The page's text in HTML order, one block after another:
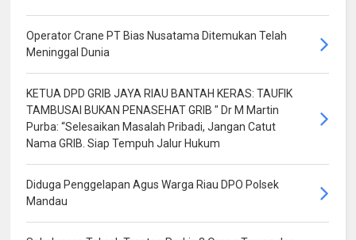
Operator Crane PT Bias Nusatama Ditemukan Telah
Meninggal Dunia
KETUA DPD GRIB JAYA RIAU BANTAH KERAS: TAUFIK
TAMBUSAI BUKAN PENASEHAT GRIB " Dr M Martin
Purba: “Selesaikan Masalah Pribadi, Jangan Catut
Nama GRIB. Siap Tempuh Jalur Hukum
Diduga Penggelapan Agus Warga Riau DPO Polsek
Mandau